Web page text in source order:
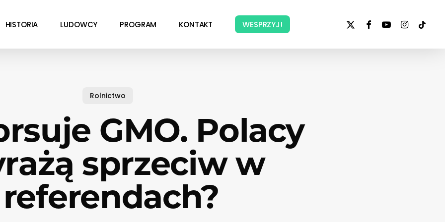
HISTORIA LUDOWCY PROGRAM KONTAKT WESPRZYJ!
x-
facebookyoutubeinstagram
tiktok
Rolnictwo
GMO. Polacy
sprzeciw w
referendach?